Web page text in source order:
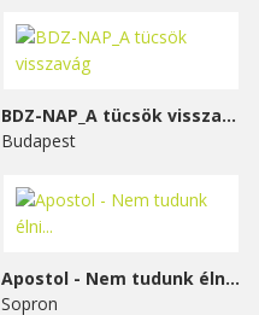
BDZ-NAP_A tücsök visszavág
Budapest
Apostol - Nem tudunk élni...
Sopron